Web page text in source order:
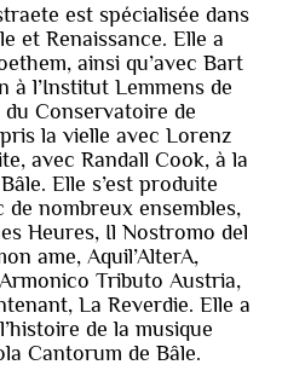
est spécialisée dans
et Renaissance. Elle a
ainsi qu’avec Bart
à l’Institut Lemmens de
Conservatoire de
la vielle avec Lorenz
avec Randall Cook, à la
Elle s’est produite
nombreux ensembles,
Heures, Il Nostromo del
ame, Aquil’AlterA,
Tributo Austria,
La Reverdie. Elle a
de la musique
Cantorum de Bâle.